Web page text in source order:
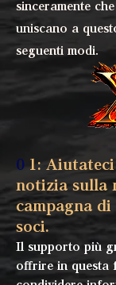
sinceramente
uniscano a
seguenti modi.
0 1:
notizia sulla
campagna
soci.
Il supporto più
offrire in questa